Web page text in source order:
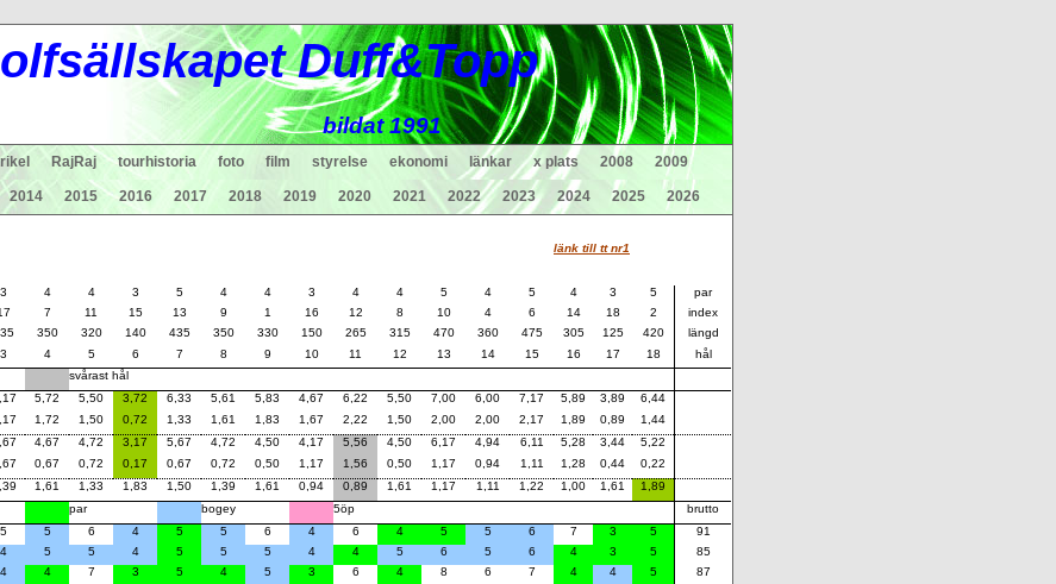
fsällskapet Duff&Topp
bildat 1991
RajRaj tourhistoria foto film styrelse ekonomi länkar x plats 2008 2009
2014 2015 2016 2017 2018 2019 2020 2021 2022 2023 2024 2025 2026
länk till tt nr1
3 4 4 3 5 4 4 3 4 4 5 4 5 4 3 5
par
7 11 15 13 9 1 16 12 8 10 4 6 14 18 2
index
350 320 140 435 350 330 150 265 315 470 360 475 305 125 420
längd
3 4 5 6 7 8 9 10 11 12 13 14 15 16 17 18
hål
svårast hål
5,72 5,50 3,72 6,33 5,61 5,83 4,67 6,22 5,50 7,00 6,00 7,17 5,89 3,89
6,44
1,72 1,50 0,72 1,33 1,61 1,83 1,67 2,22 1,50 2,00 2,00 2,17 1,89 0,89
1,44
4,67 4,72 3,17 5,67 4,72 4,50 4,17 5,56 4,50 6,17 4,94 6,11 5,28 3,44
5,22
0,67 0,72 0,17 0,67 0,72 0,50 1,17 1,56 0,50 1,17 0,94 1,11 1,28 0,44
0,22
1,61 1,33 1,83 1,50 1,39 1,61 0,94 0,89 1,61 1,17 1,11 1,22 1,00 1,61
1,89
par bogey 5öp
brutto
5 5 6 4 5 5 6 4 6 4 5 5 6 7 3 5
91
4 5 5 4 5 5 5 4 4 5 6 5 6 4 3 5
85
4 4 7 3 5 4 5 3 6 4 8 6 7 4 4 5
87